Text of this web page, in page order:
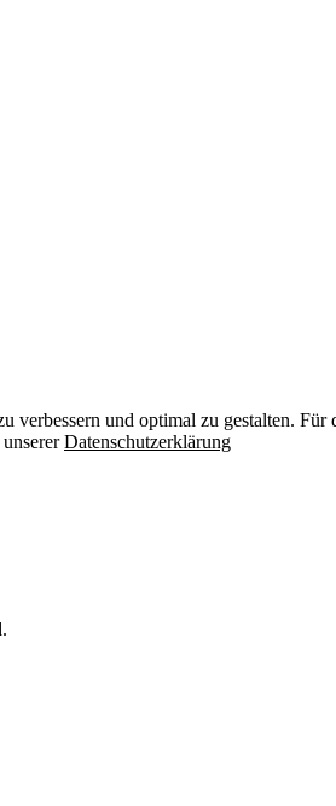
verbessern und optimal zu gestalten.
Datenschutzerklärung